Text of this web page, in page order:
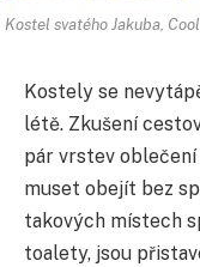
Kostel svatého Jakuba,
Kostely se
létě. Zkušení
pár vrstev oblečení
muset obejít bez
takových místech
toalety, jsou